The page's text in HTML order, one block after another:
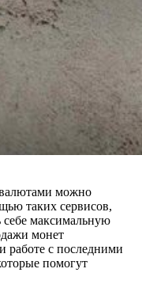
можно
таких сервисов,
максимальную
монет
работе с последними
помогут